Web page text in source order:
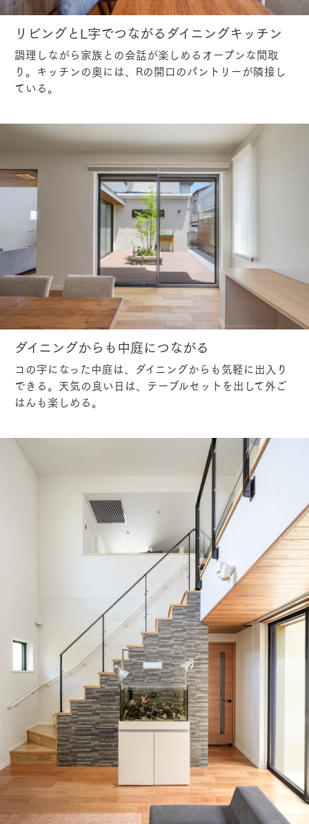
リビングとL字でつながるダイニングキッチン
調理しながら家族との会話が楽しめるオープンな間取
り。キッチンの奥には、Rの開口のパントリーが隣接し
ている。
ダイニングからも中庭につながる
コの字になった中庭は、ダイニングからも気軽に出入り
できる。天気の良い日は、テーブルセットを出して外ご
はんも楽しめる。